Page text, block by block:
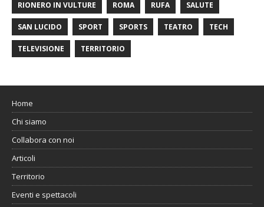
RIONERO IN VULTURE ROMA RUFA SALUTE
SAN LUCIDO SPORT SPORTS TEATRO TECH
TELEVISIONE TERRITORIO
Home
Chi siamo
Collabora con noi
Articoli
Territorio
Eventi e spettacoli